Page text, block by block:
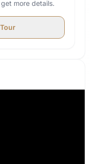
more details.